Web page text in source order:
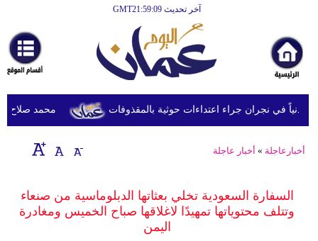
آخر تحديث GMT21:59:09
أخبارعاجلة
رياضة
ثقافة
إقتصاد
وموسيقى
أزياء
محمد صلاح يصل
أخبارعاجلة » أخبار عاجلة
السفارة السعودية تخلي بعثاتها الدبلوماسية من صنعاء
وتتلف محتوياتها تمهيدًا لاغلاقها صباح الخميس ومغادرة
اليمن